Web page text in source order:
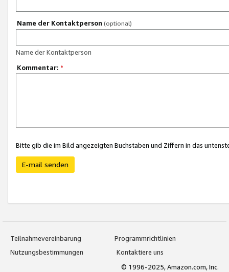
Name der Kontaktperson (optional)
Name der Kontaktperson
Kommentar: *
Bitte gib die im Bild angezeigten Buchstaben und Ziffern in das
E-mail senden
Teilnahmevereinbarung
Programmrichtlinien
Nutzungsbestimmungen
Kontaktiere uns
© 1996-2025, Amazon.com, Inc.